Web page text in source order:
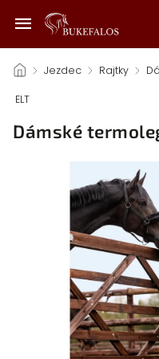
/ Jezdec / Rajtky /
ELT
Dámské